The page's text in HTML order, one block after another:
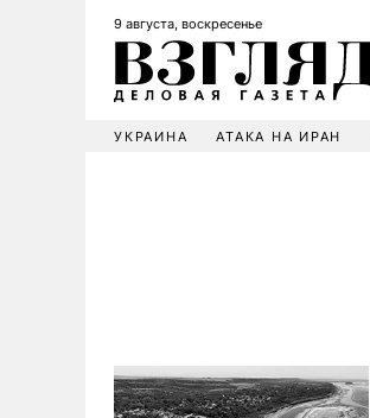
9 августа, воскресенье
УКРАИНА АТАКА НА ИРАН